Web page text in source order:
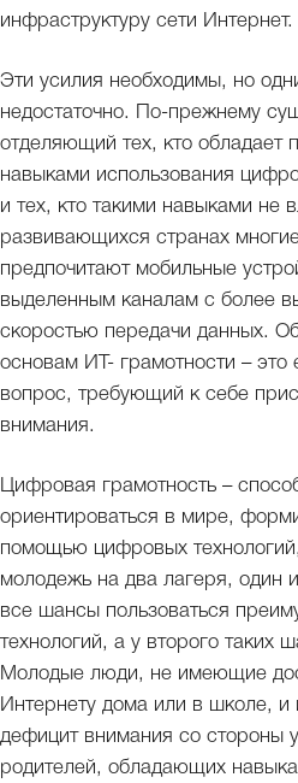
инфраструктуру сети Интернет.
Эти усилия необходимы, но
недостаточно. По-прежнему
отделяющий тех, кто обладает
навыками использования
и тех, кто такими навыками не
развивающихся странах
предпочитают мобильные
выделенным каналам с более
скоростью передачи данных.
основам ИТ- грамотности –
вопрос, требующий к себе
внимания.
Цифровая грамотность –
ориентироваться в мире,
помощью цифровых
молодежь на два лагеря, один
все шансы пользоваться
технологий, а у второго таких
Молодые люди, не имеющие
Интернету дома или в школе,
дефицит внимания со стороны
родителей, обладающих